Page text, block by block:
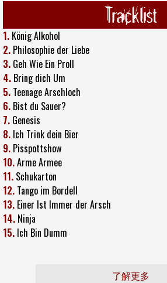
Tracklist
1. König Alkohol
2. Philosophie der Liebe
3. Geh Wie Ein Proll
4. Bring dich Um
5. Teenage Arschloch
6. Bist du Sauer?
7. Genesis
8. Ich Trink dein Bier
9. Pisspottshow
10.Arme Armee
11. Schukarton
12. Tango im Bordell
13. Einer Ist Immer der Arsch
14. Ninja
15. Ich Bin Dumm
了解更多